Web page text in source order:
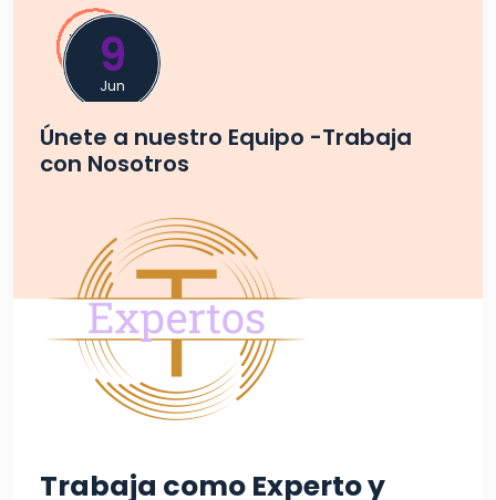
9
Jun
Únete a nuestro Equipo -Trabaja
con Nosotros
Trabaja como Experto y